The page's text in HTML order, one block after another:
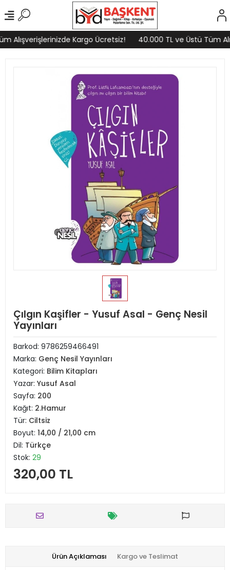
Alışverişlerinizde Kargo Ücretsiz! 40.000 TL ve Üstü Tüm
Çılgın Kaşifler - Yusuf Asal - Genç Nesil
Yayınları
Barkod: 9786259466491
Marka: Genç Nesil Yayınları
Kategori: Bilim Kitapları
Yazar: Yusuf Asal
Sayfa: 200
Kağıt: 2.Hamur
Tür: Ciltsiz
Boyut: 14,00 / 21,00 cm
Dil: Türkçe
Stok: 29
320,00 TL
Ürün Açıklaması Kargo ve Teslimat